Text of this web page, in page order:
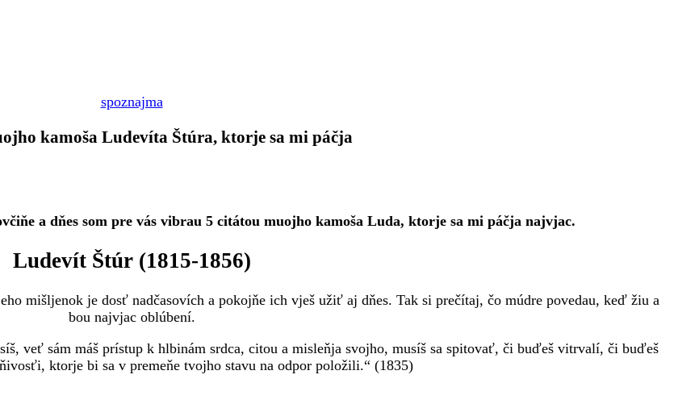
spoznajma
kamoša Ludevíta Štúra, ktorje sa mi páčja
a dňes som pre vás vibrau 5 citátou muojho kamoša Luda, ktorje sa mi páčja najvjac.
Ludevít Štúr (1815-1856)
mišljenok je dosť nadčasovích a pokojňe ich vješ užiť aj dňes. Tak si prečítaj, čo múdre povedau, keď žiu a
bou najvjac oblúbení.
veť sám máš prístup k hlbinám srdca, citou a misleňja svojho, musíš sa spitovať, či buďeš vitrvalí, či buďeš
ktorje bi sa v premeňe tvojho stavu na odpor položili.“ (1835)